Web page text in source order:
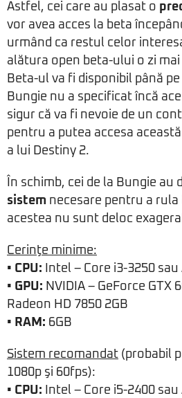
Astfel, cei care au plasat o
vor avea acces la beta
urmând ca restul celor
alătura open beta-ului o zi
Beta-ul va fi disponibil până pe
Bungie nu a specificat încă
sigur că va fi nevoie de un
pentru a putea accesa
a lui Destiny 2.
În schimb, cei de la Bungie au
sistem necesare pentru a
acestea nu sunt deloc
Cerinţe minime:
• CPU: Intel – Core i3-3250 sau
• GPU: NVIDIA – GeForce GTX
Radeon HD 7850 2GB
• RAM: 6GB
Sistem recomandat (probabil
1080p şi 60fps):
• CPU: Intel – Core i5-2400 sau